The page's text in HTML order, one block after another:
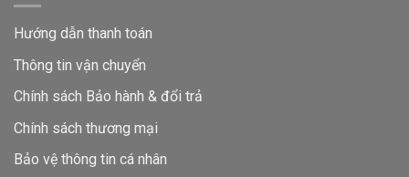
Hướng dẫn thanh toán
Thông tin vận chuyển
Chính sách Bảo hành & đổi trả
Chính sách thương mại
Bảo vệ thông tin cá nhân